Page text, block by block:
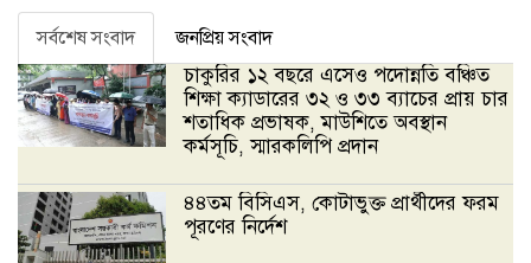
সর্বশেষ সংবাদ জনপ্রিয় সংবাদ
চাকুরির ১২ বছরে এসেও পদোন্নতি বঞ্চিত
শিক্ষা ক্যাডারের ৩২ ও ৩৩ ব্যাচের প্রায় চার
শতাধিক প্রভাষক, মাউশিতে অবস্থান
কর্মসূচি, স্মারকলিপি প্রদান
৪৪তম বিসিএস, কোটাভুক্ত প্রার্থীদের ফরম
পূরণের নির্দেশ